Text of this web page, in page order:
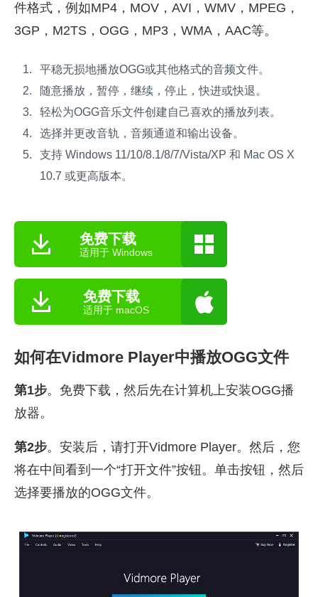
件格式，例如MP4，MOV，AVI，WMV，MPEG，
3GP，M2TS，OGG，MP3，WMA，AAC等。
平稳无损地播放OGG或其他格式的音频文件。
随意播放，暂停，继续，停止，快进或快退。
轻松为OGG音乐文件创建自己喜欢的播放列表。
选择并更改音轨，音频通道和输出设备。
支持 Windows 11/10/8.1/8/7/Vista/XP 和 Mac OS X
10.7 或更高版本。
免费下载
适用于 Windows
免费下载
适用于 macOS
如何在Vidmore Player中播放OGG文件
第1步。免费下载，然后先在计算机上安装OGG播
放器。
第2步。安装后，请打开Vidmore Player。然后，您
将在中间看到一个“打开文件”按钮。单击按钮，然后
选择要播放的OGG文件。